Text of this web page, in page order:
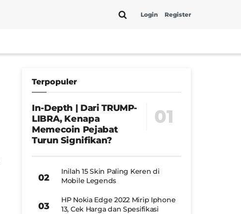
Login Register
Terpopuler
In-Depth | Dari TRUMP-
LIBRA, Kenapa
Memecoin Pejabat
Turun Signifikan?
Inilah 15 Skin Paling Keren di
Mobile Legends
HP Nokia Edge 2022 Mirip Iphone
13, Cek Harga dan Spesifikasi